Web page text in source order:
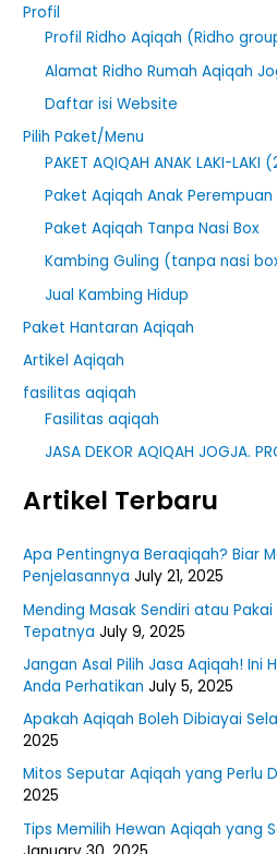
c
r
Profil
Profil Ridho Aqiqah (Ridho
Alamat Ridho Rumah Aqiqah
Daftar isi Website
Pilih Paket/Menu
PAKET AQIQAH ANAK LAKI-LAKI
Paket Aqiqah Anak Perempuan
Paket Aqiqah Tanpa Nasi Box
Kambing Guling (tanpa nasi
Jual Kambing Hidup
Paket Hantaran Aqiqah
Artikel Aqiqah
fasilitas aqiqah
Fasilitas aqiqah
JASA DEKOR AQIQAH JOGJA.
Artikel Terbaru
Apa Pentingnya Beraqiqah? Biar
Penjelasannya July 21, 2025
Mending Masak Sendiri atau
Tepatnya July 9, 2025
Jangan Asal Pilih Jasa Aqiqah! Ini
Anda Perhatikan July 5, 2025
Apakah Aqiqah Boleh Dibiayai
2025
Mitos Seputar Aqiqah yang Perlu
2025
Tips Memilih Hewan Aqiqah yang